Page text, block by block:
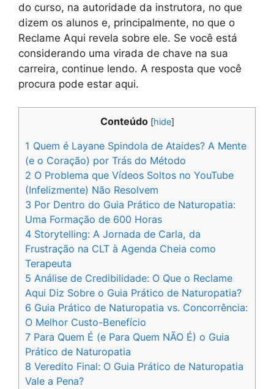
do curso, na autoridade da instrutora, no que
dizem os alunos e, principalmente, no que o
Reclame Aqui revela sobre ele. Se você está
considerando uma virada de chave na sua
carreira, continue lendo. A resposta que você
procura pode estar aqui.
Conteúdo [hide]
1 Quem é Layane Spindola de Ataides? A Mente
(e o Coração) por Trás do Método
2 O Problema que Vídeos Soltos no YouTube
(Infelizmente) Não Resolvem
3 Por Dentro do Guia Prático de Naturopatia:
Uma Formação de 600 Horas
4 Storytelling: A Jornada de Carla, da
Frustração na CLT à Agenda Cheia como
Terapeuta
5 Análise de Credibilidade: O Que o Reclame
Aqui Diz Sobre o Guia Prático de Naturopatia?
6 Guia Prático de Naturopatia vs. Concorrência:
O Melhor Custo-Benefício
7 Para Quem É (e Para Quem NÃO É) o Guia
Prático de Naturopatia
8 Veredito Final: O Guia Prático de Naturopatia
Vale a Pena?